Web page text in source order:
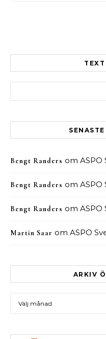
Bengt Randers om ASPO
Bengt Randers om ASPO
Bengt Randers om ASPO
Martin Saar om ASPO
ARKIV